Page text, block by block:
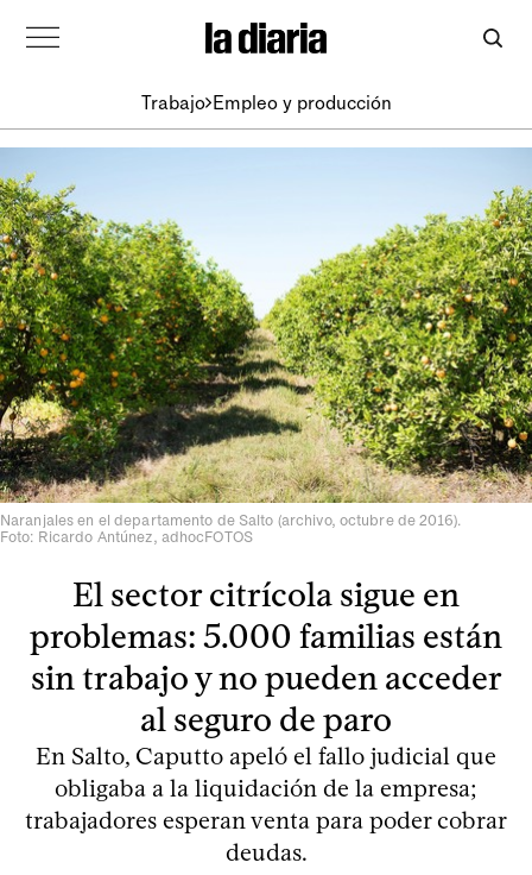
Trabajo Empleo y producción
Naranjales en el departamento de Salto (archivo, octubre de 2016).
Foto: Ricardo Antúnez, adhocFOTOS
El sector citrícola sigue en
problemas: 5.000 familias están
sin trabajo y no pueden acceder
al seguro de paro
En Salto, Caputto apeló el fallo judicial que
obligaba a la liquidación de la empresa;
trabajadores esperan venta para poder cobrar
deudas.